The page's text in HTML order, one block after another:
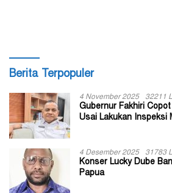
Berita Terpopuler
4 November 2025 32211
Gubernur Fakhiri
Usai Lakukan Inspeksi
4 Desember 2025 31783
Konser Lucky Dube
Papua